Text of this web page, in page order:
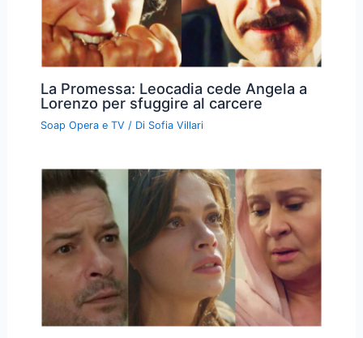
La Promessa: Leocadia cede Angela a
Lorenzo per sfuggire al carcere
Soap Opera e TV / Di Sofia Villari